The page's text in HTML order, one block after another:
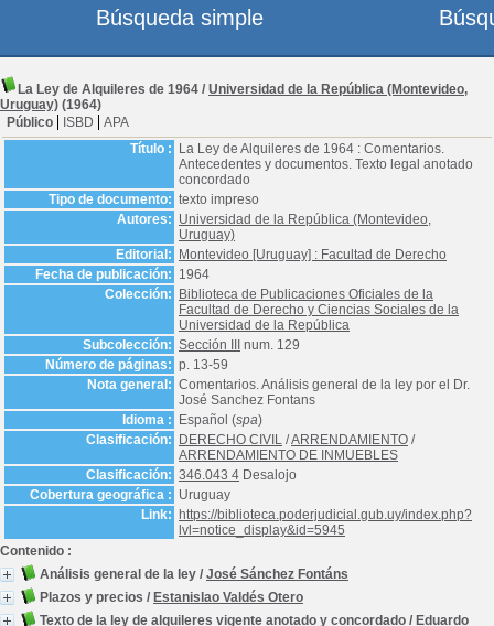
La Ley de Alquileres de 1964 / Universidad de la República (Montevideo,
Uruguay) (1964)
Público
ISBD
APA
Título :
La Ley de Alquileres de 1964 : Comentarios.
Antecedentes y documentos. Texto legal anotado
concordado
Tipo de documento: texto impreso
Autores: Universidad de la República (Montevideo,
Uruguay)
Editorial:
Montevideo [Uruguay] : Facultad de Derecho
Fecha de publicación: 1964
Colección:
Biblioteca de Publicaciones Oficiales de la
Facultad de Derecho y Ciencias Sociales de la
Universidad de la República
Subcolección: Sección III
num. 129
Número de páginas: p. 13-59
Nota general: Comentarios. Análisis general de la ley por el Dr.
José Sanchez Fontans
Idioma :
Español (spa)
Clasificación:
DERECHO CIVIL /ARRENDAMIENTO /
ARRENDAMIENTO DE INMUEBLES
Clasificación: 346.043 4 Desalojo
Cobertura geográfica : Uruguay
Link:
https://biblioteca.poderjudicial.gub.uy/index.php?
lvl=notice_display&id=5945
Contenido :
Análisis general de la ley / José Sánchez Fontáns
Plazos y precios / Estanislao Valdés Otero
Texto de la ley de alquileres vigente anotado y concordado / Eduardo
Búsqueda simple